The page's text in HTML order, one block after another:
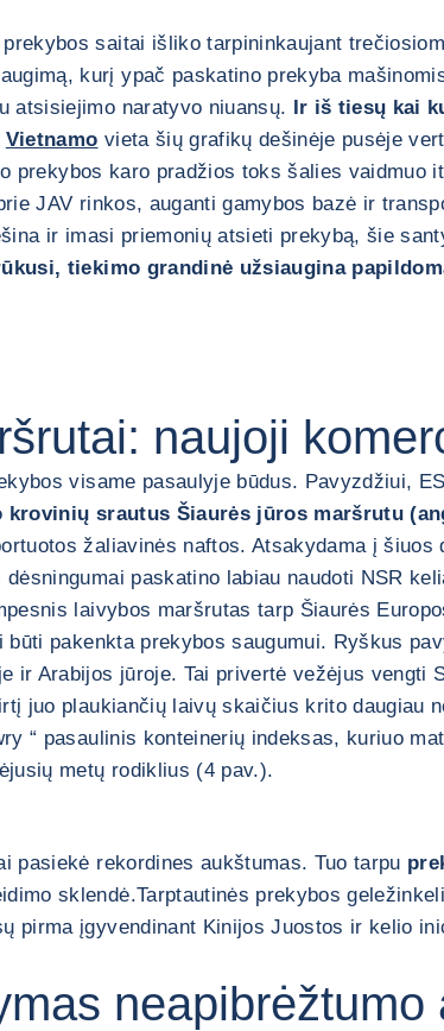
saitai išliko tarpininkaujant
kurį ypač paskatino prekyba
atsisiejimo naratyvo niuansų. Ir iš tiesų kai
Vietnamo vieta šių grafikų dešinėje pusėje
prekybos karo pradžios toks šalies vaidmuo
JAV rinkos, auganti gamybos bazė ir
ir imasi priemonių atsieti prekybą, šie
tiekimo grandinė užsiaugina
naujoji
visame pasaulyje būdus. Pavyzdžiui,
krovinių srautus Šiaurės jūros maršrutu
žaliavinės naftos. Atsakydama į
paskatino labiau naudoti NSR
laivybos maršrutas tarp Šiaurės
pakenkta prekybos saugumui. Ryškus
ir Arabijos jūroje. Tai privertė vežėjus
juo plaukiančių laivų skaičius krito daugiau
“ pasaulinis konteinerių indeksas, kuriuo
metų rodiklius (4 pav.).
pasiekė rekordines aukštumas. Tuo tarpu
sklendė.Tarptautinės prekybos
pirma įgyvendinant Kinijos Juostos ir kelio
neapibrėžtumo